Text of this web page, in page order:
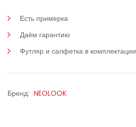
Есть примерка
Даём гарантию
Футляр и салфетка в комплектации
Бренд: NEOLOOK